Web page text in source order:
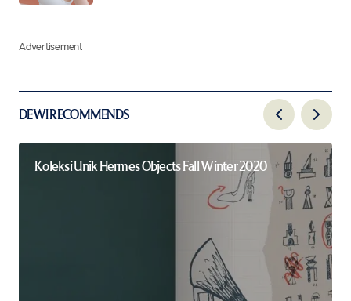
Advertisement
DEWI RECOMMENDS
Koleksi Unik Hermes Objects Fall Winter 2020